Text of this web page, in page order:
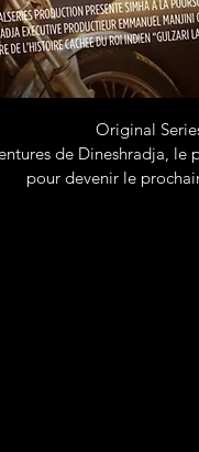
Original
de Dineshradja,
pour devenir le